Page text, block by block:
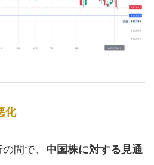
化
間で、 中国株に対する見通